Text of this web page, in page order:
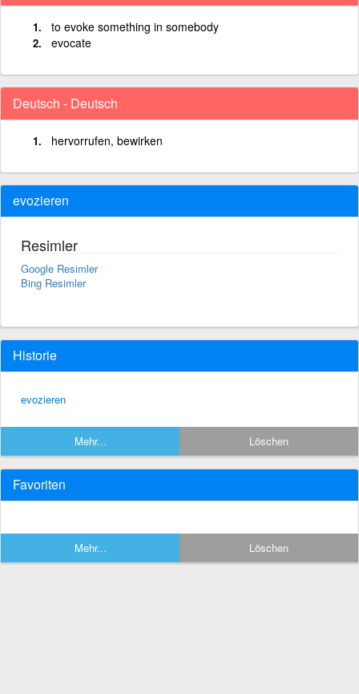
to evoke something in somebody
evocate
Deutsch - Deutsch
hervorrufen, bewirken
evozieren
Resimler
Google Resimler
Bing Resimler
Historie
evozieren
Mehr... Löschen
Favoriten
Mehr... Löschen